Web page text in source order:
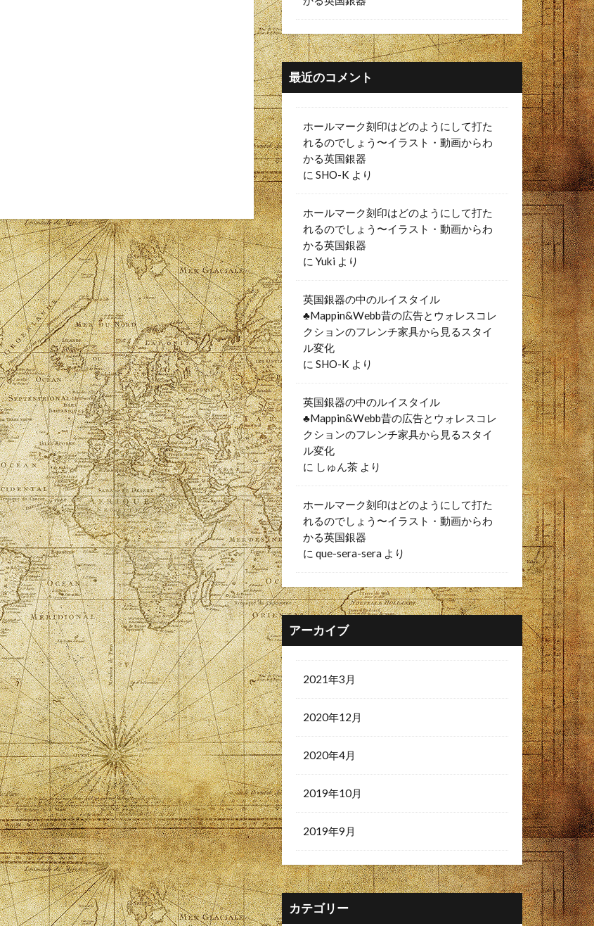
最近のコメント
ホールマーク刻印はどのようにして打た
れるのでしょう〜イラスト・動画からわ
かる英国銀器
に SHO-K より
ホールマーク刻印はどのようにして打た
れるのでしょう〜イラスト・動画からわ
かる英国銀器
に Yuki より
英国銀器の中のルイスタイル
♣︎Mappin&Webb昔の広告とウォレスコレ
クションのフレンチ家具から見るスタイ
ル変化
に SHO-K より
英国銀器の中のルイスタイル
♣︎Mappin&Webb昔の広告とウォレスコレ
クションのフレンチ家具から見るスタイ
ル変化
に しゅん茶 より
ホールマーク刻印はどのようにして打た
れるのでしょう〜イラスト・動画からわ
かる英国銀器
に que-sera-sera より
アーカイブ
2021年3月
2020年12月
2020年4月
2019年10月
2019年9月
カテゴリー